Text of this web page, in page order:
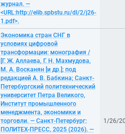
журнал. —
<URL:http://elib.spbstu.ru/dl/2/j26-
1.pdf>.
Экономика стран СНГ в
условиях цифровой
трансформации: монография /
[Г. Ж. Аллаева, Г. Н. Махмудова,
М. А. Восканян [и др.]; под
редакцией А. В. Бабкина; Санкт-
Петербургский политехнический
университет Петра Великого,
Институт промышленного
менеджмента, экономики и
торговли. — Санкт-Петербург:
ПОЛИТЕХ-ПРЕСС, 2025 (2026). —
1/26/